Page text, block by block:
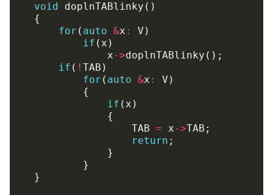
void doplnTABlinky ()
{
for ( auto &x : V )
if ( x )
x->doplnTABlinky ();
if ( ! TAB )
for ( auto &x : V )
{
if ( x )
{
TAB = x->TAB ;
return ;
}
}
}